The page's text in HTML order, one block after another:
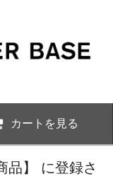
カートを見る
品】 に登録さ